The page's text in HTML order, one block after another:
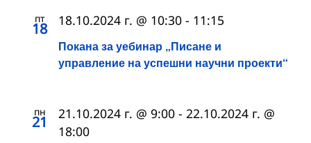
пт
18
Покана за уебинар „Писане и
управление на успешни научни проекти“
18.10.2024 г. @ 10:30 - 11:15
пн
21 21.10.2024 г. @ 9:00 - 22.10.2024 г. @
18:00